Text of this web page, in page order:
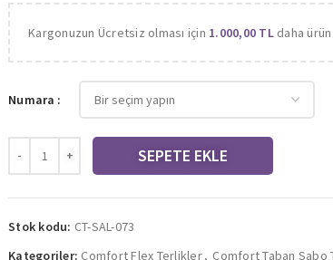
Kargonuzun Ücretsiz olması için 1.000,00 TLdaha
Numara
SEPETE EKLE
Stok kodu: CT-SAL-073
Kategoriler: Comfort Flex Terlikler, Comfort Taban Sabo